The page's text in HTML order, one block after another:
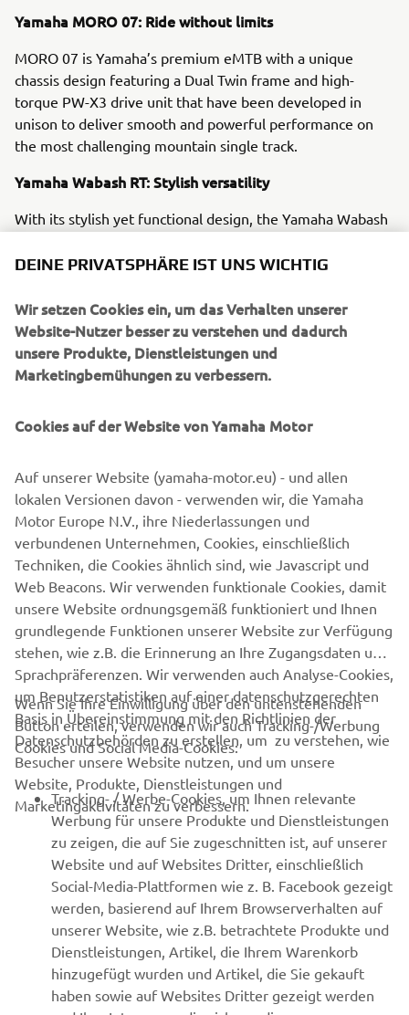
Yamaha MORO 07: Ride without limits
MORO 07 is Yamaha’s premium eMTB with a unique
chassis design featuring a Dual Twin frame and high-
torque PW-X3 drive unit that have been developed in
unison to deliver smooth and powerful performance on
the most challenging mountain single track.
Yamaha Wabash RT: Stylish versatility
With its stylish yet functional design, the Yamaha Wabash
who appreciate the fun, freedom and friendships that are
beauty of the Wabash RT is that it offers riders the chance
to get out of the city or suburbs and explore new places
and enjoy every second of the ride – because it’s as much
about the journey as it is about getting there.
performance, the CrossCore RC is a versatile all-rounder
designed as the ideal everyday bike for all riders, young
and old.
DISCOVER THE NEW YAMAHA EBIKES
UNTERNEHMEN
B2B
MEHR VON YAMAHA
SUPPORT
NEWSLETTER
Erfahre als Erster von den neuesten Angeboten,
Sonderveranstaltungen, Neuerscheinungen und vielem mehr.
DEINE PRIVATSPHÄRE IST UNS WICHTIG
Wir setzen Cookies ein, um das Verhalten unserer
Website-Nutzer besser zu verstehen und dadurch
unsere Produkte, Dienstleistungen und
Marketingbemühungen zu verbessern.
Cookies auf der Website von Yamaha Motor
Auf unserer Website (yamaha-motor.eu) - und allen
lokalen Versionen davon - verwenden wir, die Yamaha
Motor Europe N.V., ihre Niederlassungen und
verbundenen Unternehmen, Cookies, einschließlich
Techniken, die Cookies ähnlich sind, wie Javascript und
Web Beacons. Wir verwenden funktionale Cookies, damit
unsere Website ordnungsgemäß funktioniert und Ihnen
grundlegende Funktionen unserer Website zur Verfügung
stehen, wie z.B. die Erinnerung an Ihre Zugangsdaten und
Sprachpräferenzen. Wir verwenden auch Analyse-Cookies,
um Benutzerstatistiken auf einer datenschutzgerechten
Basis in Übereinstimmung mit den Richtlinien der
Datenschutzbehörden zu erstellen, um zu verstehen, wie
Besucher unsere Website nutzen, und um unsere
Website, Produkte, Dienstleistungen und
Marketingaktivitäten zu verbessern.
Wenn Sie Ihre Einwilligung über den untenstehenden
Button erteilen, verwenden wir auch Tracking-/Werbung
Cookies und Social Media-Cookies:
Tracking- / Werbe-Cookies, um Ihnen relevante
Werbung für unsere Produkte und Dienstleistungen
zu zeigen, die auf Sie zugeschnitten ist, auf unserer
Website und auf Websites Dritter, einschließlich
Social-Media-Plattformen wie z. B. Facebook gezeigt
werden, basierend auf Ihrem Browserverhalten auf
unserer Website, wie z.B. betrachtete Produkte und
Dienstleistungen, Artikel, die Ihrem Warenkorb
hinzugefügt wurden und Artikel, die Sie gekauft
haben sowie auf Websites Dritter gezeigt werden